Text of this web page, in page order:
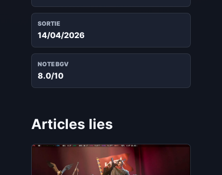
SORTIE
14/04/2026
NOTE BGV
8.0/10
Articles lies